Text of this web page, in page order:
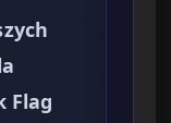
Flag